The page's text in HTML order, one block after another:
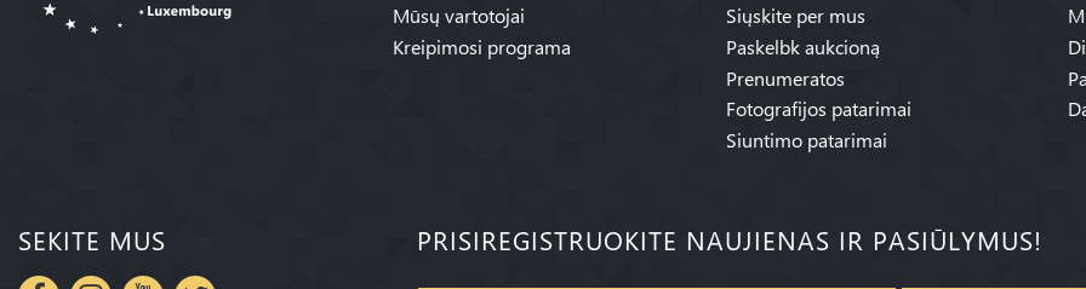
Mūsų vartotojai
Kreipimosi programa
Siųskite per mus
Paskelbk aukcioną
Prenumeratos
Fotografijos patarimai
Siuntimo patarimai
SEKITE MUS PRISIREGISTRUOKITE NAUJIENAS IR PASIŪLYMUS!